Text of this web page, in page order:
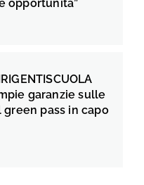
opportunità”
garanzie sulle
pass in capo